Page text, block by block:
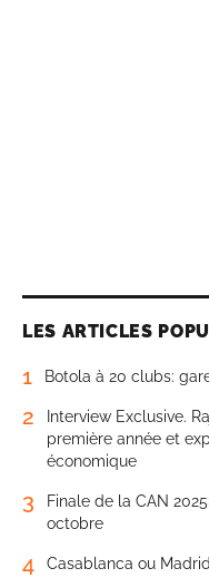
LES ARTICLES
1 Botola à 20 clubs:
2
Interview Exclusive.
première année et
économique
3
Finale de la CAN
octobre
4
Casablanca ou